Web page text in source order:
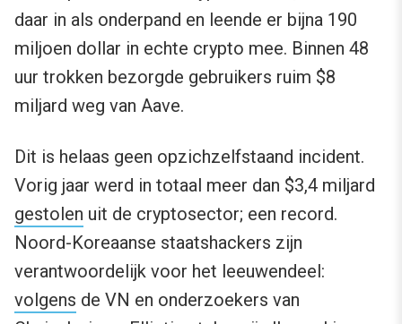
daar in als onderpand en leende er bijna 190
miljoen dollar in echte crypto mee. Binnen 48
uur trokken bezorgde gebruikers ruim $8
miljard weg van Aave.
Dit is helaas geen opzichzelfstaand incident.
Vorig jaar werd in totaal meer dan $3,4 miljard
gestolen uit de cryptosector; een record.
Noord-Koreaanse staatshackers zijn
verantwoordelijk voor het leeuwendeel:
volgens de VN en onderzoekers van